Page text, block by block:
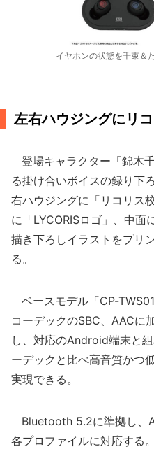
イヤホンの状態を千束＆
左右ハウジングにリ
登場キャラクター「錦木
る掛け合いボイスの録り下
右ハウジングに「リコリス
に「LYCORISロゴ」、中面
描き下ろしイラストをプリ
る。
ベースモデル「CP-
コーデックのSBC、AACに
し、対応のAndroid端末と
ーデックと比べ高音質かつ
実現できる。
Bluetooth 5.2に準拠し、
各プロファイルに対応する